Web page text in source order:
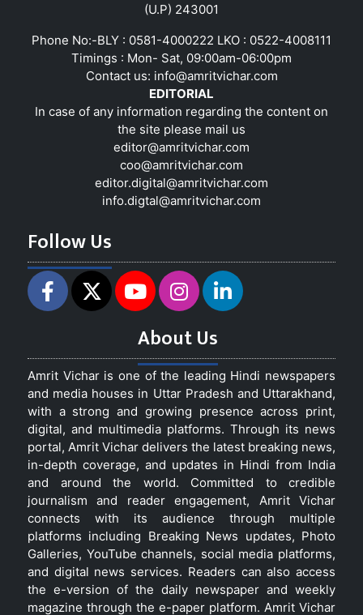
(U.P) 243001
Phone No:-BLY : 0581-4000222 LKO : 0522-4008111
Timings : Mon- Sat, 09:00am-06:00pm
Contact us: info@amritvichar.com
EDITORIAL
In case of any information regarding the content on
the site please mail us
editor@amritvichar.com
coo@amritvichar.com
editor.digital@amritvichar.com
info.digtal@amritvichar.com
Follow Us
About Us
Amrit Vichar is one of the leading Hindi newspapers
and media houses in Uttar Pradesh and Uttarakhand,
with a strong and growing presence across print,
digital, and multimedia platforms. Through its news
portal, Amrit Vichar delivers the latest breaking news,
in-depth coverage, and updates in Hindi from India
and around the world. Committed to credible
journalism and reader engagement, Amrit Vichar
connects with its audience through multiple
platforms including Breaking News updates, Photo
Galleries, YouTube channels, social media platforms,
and digital news services. Readers can also access
the e-version of the daily newspaper and weekly
magazine through the e-paper platform. Amrit Vichar